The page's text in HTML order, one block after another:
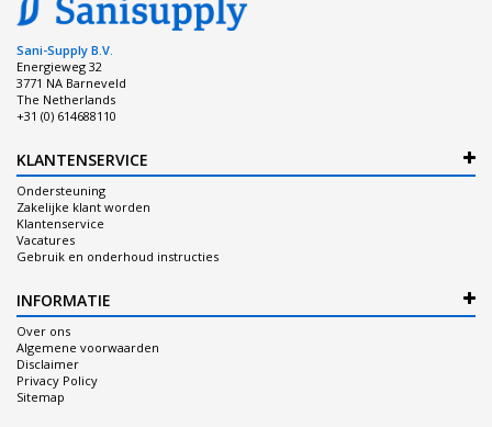
Sani-Supply B.V.
Energieweg 32
3771 NA Barneveld
The Netherlands
+31 (0) 614688110
KLANTENSERVICE
Ondersteuning
Zakelijke klant worden
Klantenservice
Vacatures
Gebruik en onderhoud instructies
INFORMATIE
Over ons
Algemene voorwaarden
Disclaimer
Privacy Policy
Sitemap